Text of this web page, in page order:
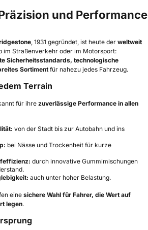
und Performance
, 1931 gegründet, ist heute der weltweit
im Straßenverkehr oder im Motorsport:
Sicherheitsstandards, technologische
Sortiment für nahezu jedes Fahrzeug.
Terrain
für ihre zuverlässige Performance in allen
von der Stadt bis zur Autobahn und ins
bei Nässe und Trockenheit für kurze
durch innovative Gummimischungen
auch unter hoher Belastung.
eine sichere Wahl für Fahrer, die Wert auf
legen.